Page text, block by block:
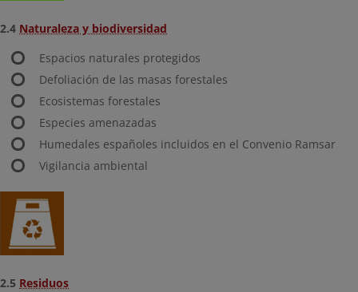
2.4 Naturaleza y biodiversidad
Espacios naturales protegidos
Defoliación de las masas forestales
Ecosistemas forestales
Especies amenazadas
Humedales españoles incluidos en el Convenio Ramsar
Vigilancia ambiental
2.5 Residuos